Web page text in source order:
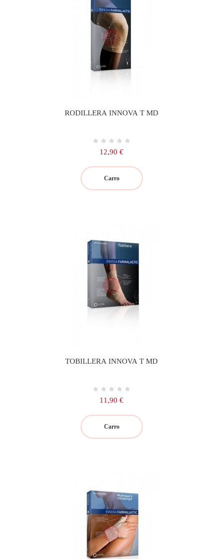
RODILLERA INNOVA T MD
Precio
12,90 €
Carro
TOBILLERA INNOVA T MD
Precio
11,90 €
Carro